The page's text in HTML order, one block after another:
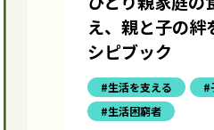
え、親と子の絆
シピブック
#生活を支える
#
#生活困窮者